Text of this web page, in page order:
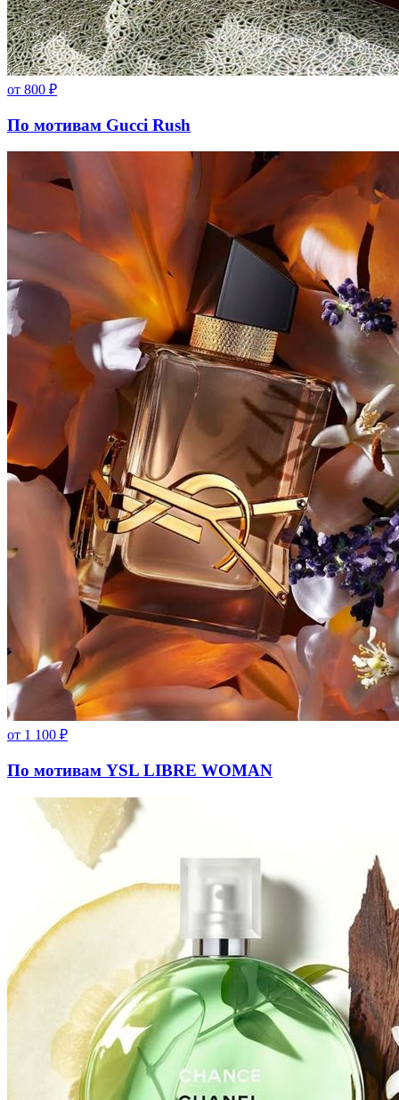
от 800 ₽
По мотивам Gucci Rush
от 1 100 ₽
По мотивам YSL LIBRE WOMAN